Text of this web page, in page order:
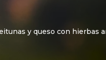
y queso con hierbas